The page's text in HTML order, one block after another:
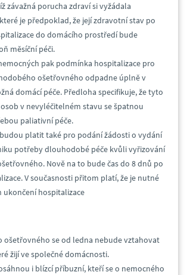
závažná porucha zdraví si vyžádala
je předpoklad, že její zdravotní stav po
do domácího prostředí bude
měsíční péči.
pak podmínka hospitalizace pro
ošetřovného odpadne úplně v
domácí péče. Předloha specifikuje, že tyto
v nevyléčitelném stavu se špatnou
paliativní péče.
platit také pro podání žádosti o vydání
potřeby dlouhodobé péče kvůli vyřizování
Nově na to bude čas do 8 dnů po
V současnosti přitom platí, že je nutné
ukončení hospitalizace
ošetřovného se od ledna nebude vztahovat
žijí ve společné domácnosti.
i blízcí příbuzní, kteří se o nemocného